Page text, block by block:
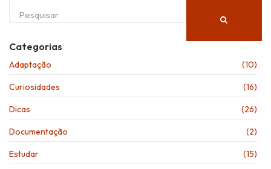
Categorias
Adaptação (10)
Curiosidades (16)
Dicas (26)
Documentação (2)
Estudar (15)